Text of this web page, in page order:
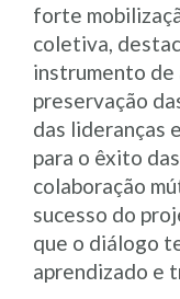
forte
coletiva,
instrumento
preservação
das lideranças
para o êxito
colaboração
sucesso do
que o diálogo
aprendizado e